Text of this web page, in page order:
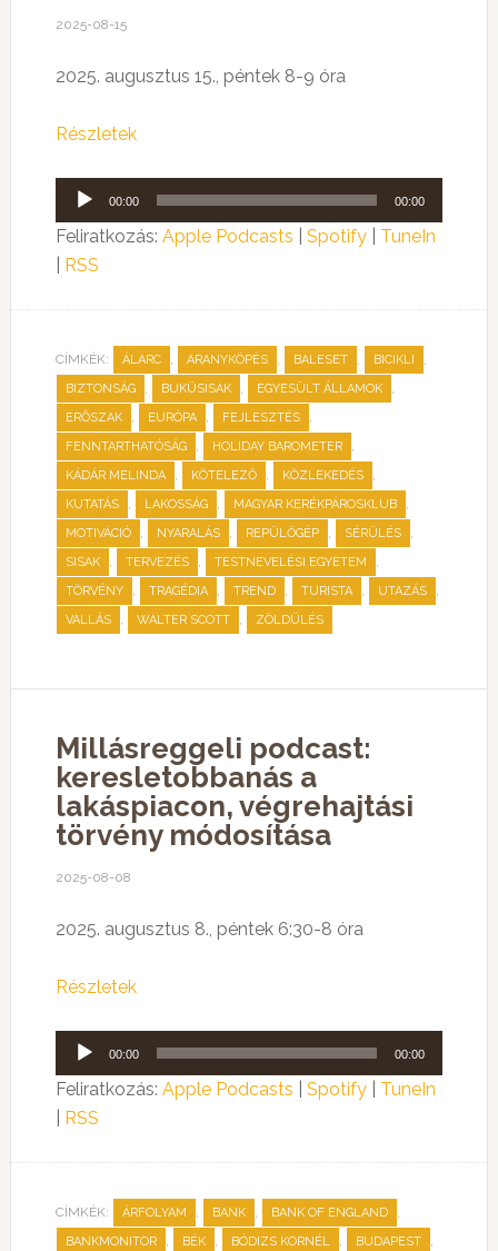
2025-08-15
2025. augusztus 15., péntek 8-9 óra
Részletek
Audió
lejátszó
00:00 00:00
Feliratkozás: Apple Podcasts Spotify| TuneIn
RSS
CÍMKÉK: ÁLARC , ARANYKÖPÉS , BALESET , BICIKLI ,
BIZTONSÁG , BUKÜSISAK , EGYESÜLT ÁLLAMOK ,
ERŐSZAK , EURÓPA , FEJLESZTÉS ,
FENNTARTHATÓSÁG , HOLIDAY BAROMETER ,
KÁDÁR MELINDA , KÖTELEZŐ , KÖZLEKEDÉS ,
KUTATÁS , LAKOSSÁG , MAGYAR KERÉKPÁROSKLUB ,
MOTIVÁCIÓ , NYARALÁS , REPÜLŐGÉP , SÉRÜLÉS ,
SISAK , TERVEZÉS , TESTNEVELÉSI EGYETEM ,
TÖRVÉNY , TRAGÉDIA , TREND , TURISTA , UTAZÁS ,
VALLÁS , WALTER SCOTT , ZÖLDÜLÉS
Millásreggeli podcast:
keresletobbanás a
lakáspiacon, végrehajtási
törvény módosítása
2025-08-08
2025. augusztus 8., péntek 6:30-8 óra
Részletek
Audió
lejátszó
00:00 00:00
Feliratkozás: Apple Podcasts Spotify| TuneIn
RSS
CÍMKÉK: ÁRFOLYAM , BANK , BANK OF ENGLAND ,
BANKMONITOR , BÉK , BÓDIZS KORNÉL , BUDAPEST ,